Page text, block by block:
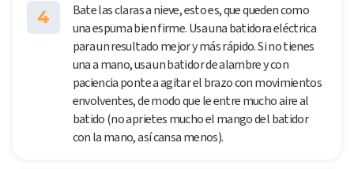
4
Bate las claras a nieve, esto es, que queden como
una espuma bien firme. Usa una batidora eléctrica
para un resultado mejor y más rápido. Si no tienes
una a mano, usa un batidor de alambre y con
paciencia ponte a agitar el brazo con movimientos
envolventes, de modo que le entre mucho aire al
batido (no aprietes mucho el mango del batidor
con la mano, así cansa menos).